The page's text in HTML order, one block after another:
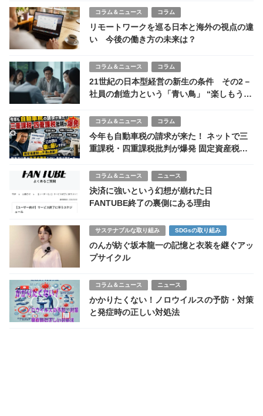
コラム＆ニュース コラム
リモートワークを巡る日本と海外の視点の違
い 今後の働き方の未来は？
コラム＆ニュース コラム
21世紀の日本型経営の新生の条件 その2－
社員の創造力という「青い鳥」 “楽しもうと
コラム＆ニュース コラム
今年も自動車税の請求が来た！ ネットで三
重課税・四重課税批判が爆発 固定資産税不
コラム＆ニュース ニュース
決済に強いという幻想が崩れた日
FANTUBE終了の裏側にある理由
サステナブルな取り組み SDGsの取り組み
のんが紡ぐ坂本龍一の記憶と衣装を継ぐアッ
プサイクル
コラム＆ニュース ニュース
かかりたくない！ノロウイルスの予防・対策
と発症時の正しい対処法